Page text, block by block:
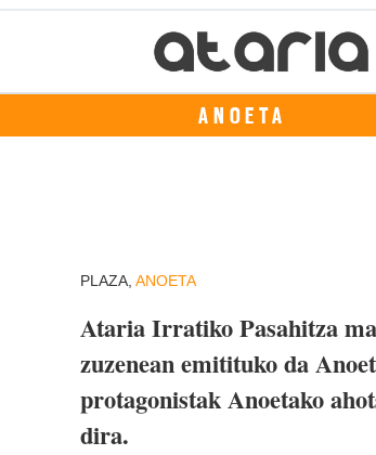
ANOETA
PLAZA, ANOETA
Ataria Irratiko Pasahitza
zuzenean emitituko da
protagonistak Anoetako
dira.